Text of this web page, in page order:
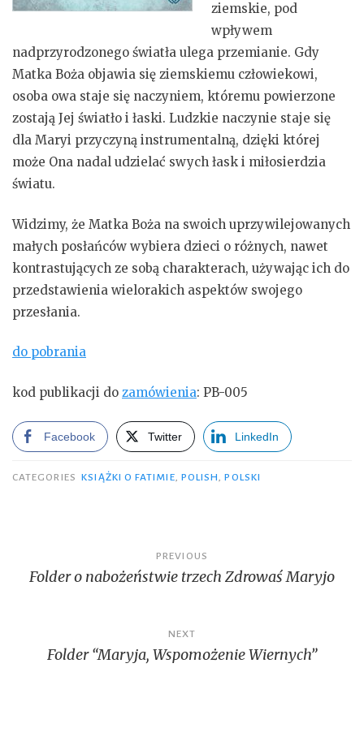
ziemskie, pod
wpływem
nadprzyrodzonego światła ulega przemianie. Gdy
Matka Boża objawia się ziemskiemu człowiekowi,
osoba owa staje się naczyniem, któremu powierzone
zostają Jej światło i łaski. Ludzkie naczynie staje się
dla Maryi przyczyną instrumentalną, dzięki której
może Ona nadal udzielać swych łask i miłosierdzia
światu.
Widzimy, że Matka Boża na swoich uprzywilejowanych
małych posłańców wybiera dzieci o różnych, nawet
kontrastujących ze sobą charakterach, używając ich do
przedstawienia wielorakich aspektów swojego
przesłania.
do pobrania
kod publikacji do zamówienia: PB-005
Facebook Twitter LinkedIn
CATEGORIES KSIĄŻKI O FATIMIE, POLISH,POLSKI
navigation
PREVIOUS
Folder o nabożeństwie trzech Zdrowaś Maryjo
NEXT
Folder “Maryja, Wspomożenie Wiernych”